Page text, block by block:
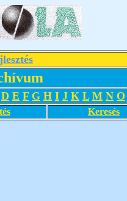
D E F G H I J K L M N O
Keresés